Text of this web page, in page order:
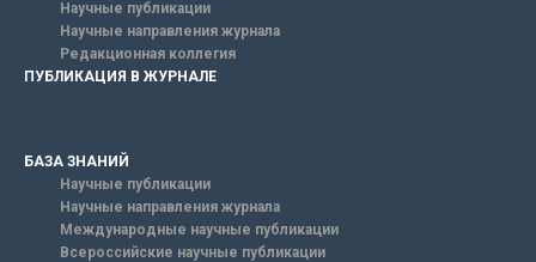
Научные публикации
Научные направления журнала
Редакционная коллегия
ПУБЛИКАЦИЯ В ЖУРНАЛЕ
БАЗА ЗНАНИЙ
Научные публикации
Научные направления журнала
Международные научные публикации
Всероссийские научные публикации